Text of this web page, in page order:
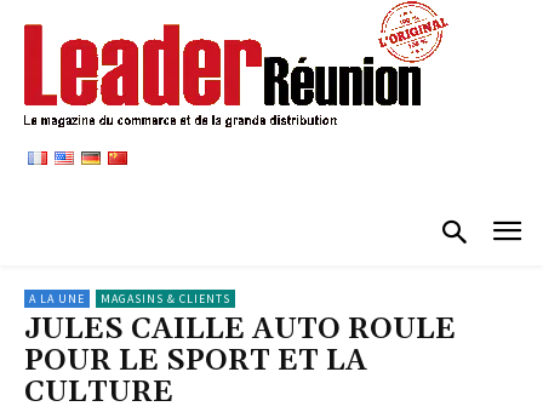
A LA UNE MAGASINS & CLIENTS
JULES CAILLE AUTO ROULE
POUR LE SPORT ET LA
CULTURE